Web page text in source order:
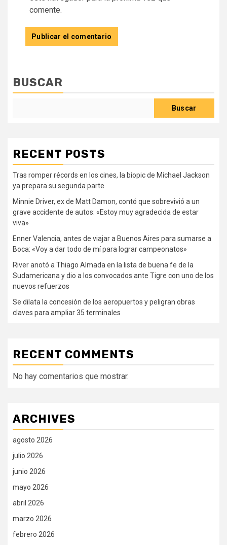
comente.
BUSCAR
Buscar
RECENT POSTS
Tras romper récords en los cines, la biopic de Michael Jackson
ya prepara su segunda parte
Minnie Driver, ex de Matt Damon, contó que sobrevivió a un
grave accidente de autos: «Estoy muy agradecida de estar
viva»
Enner Valencia, antes de viajar a Buenos Aires para sumarse a
Boca: «Voy a dar todo de mí para lograr campeonatos»
River anotó a Thiago Almada en la lista de buena fe de la
Sudamericana y dio a los convocados ante Tigre con uno de los
nuevos refuerzos
Se dilata la concesión de los aeropuertos y peligran obras
claves para ampliar 35 terminales
RECENT COMMENTS
No hay comentarios que mostrar.
ARCHIVES
agosto 2026
julio 2026
junio 2026
mayo 2026
abril 2026
marzo 2026
febrero 2026